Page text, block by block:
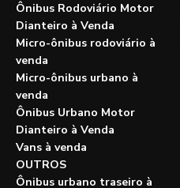
Ônibus Rodoviário Motor
Dianteiro à Venda
Micro-ônibus rodoviário à
venda
Micro-ônibus urbano à
venda
Ônibus Urbano Motor
Dianteiro à Venda
Vans à venda
OUTROS
Ônibus urbano traseiro à